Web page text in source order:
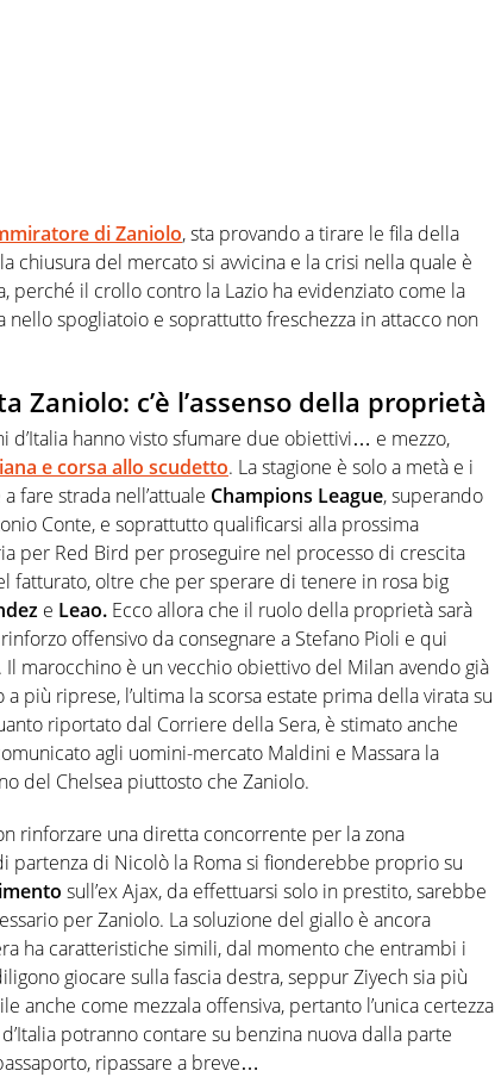
di Zaniolo, sta provando a tirare le fila della
chiusura del mercato si avvicina e la crisi nella quale è
perché il crollo contro la Lazio ha evidenziato come la
nello spogliatoio e soprattutto freschezza in attacco non
Zaniolo: c’è l’assenso della proprietà
d’Italia hanno visto sfumare due obiettivi… e mezzo,
e corsa allo scudetto. La stagione è solo a metà e i
fare strada nell’attuale Champions League, superando
Conte, e soprattutto qualificarsi alla prossima
per Red Bird per proseguire nel processo di crescita
fatturato, oltre che per sperare di tenere in rosa big
e Leao. Ecco allora che il ruolo della proprietà sarà
offensivo da consegnare a Stefano Pioli e qui
marocchino è un vecchio obiettivo del Milan avendo già
più riprese, l’ultima la scorsa estate prima della virata su
riportato dal Corriere della Sera, è stimato anche
agli uomini-mercato Maldini e Massara la
del Chelsea piuttosto che Zaniolo.
rinforzare una diretta concorrente per la zona
partenza di Nicolò la Roma si fionderebbe proprio su
sull’ex Ajax, da effettuarsi solo in prestito, sarebbe
per Zaniolo. La soluzione del giallo è ancora
ha caratteristiche simili, dal momento che entrambi i
giocare sulla fascia destra, seppur Ziyech sia più
anche come mezzala offensiva, pertanto l’unica certezza
potranno contare su benzina nuova dalla parte
ripassare a breve…